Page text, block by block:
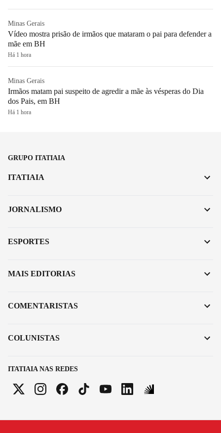
Minas Gerais
Vídeo mostra prisão de irmãos que mataram o pai para defender a
mãe em BH
Há 1 hora
Minas Gerais
Irmãos matam pai suspeito de agredir a mãe às vésperas do Dia
dos Pais, em BH
Há 1 hora
GRUPO ITATIAIA
ITATIAIA NAS REDES
ITATIAIA
JORNALISMO
ESPORTES
MAIS EDITORIAS
COMENTARISTAS
COLUNISTAS